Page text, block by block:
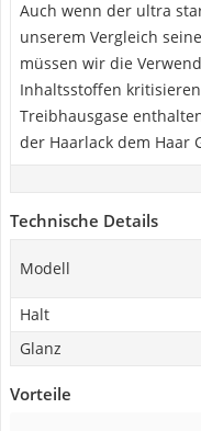
Auch wenn der ultra
unserem Vergleich
müssen wir die
Inhaltsstoffen
Treibhausgase
der Haarlack dem Haar
Technische Details
Modell
Halt
Glanz
Vorteile